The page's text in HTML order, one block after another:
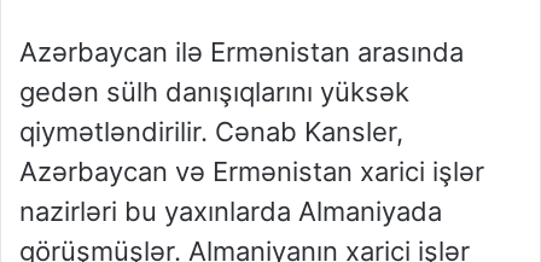
Azərbaycan ilə Ermənistan arasında
gedən sülh danışıqlarını yüksək
qiymətləndirilir. Cənab Kansler,
Azərbaycan və Ermənistan xarici işlər
nazirləri bu yaxınlarda Almaniyada
görüşmüşlər. Almaniyanın xarici işlər